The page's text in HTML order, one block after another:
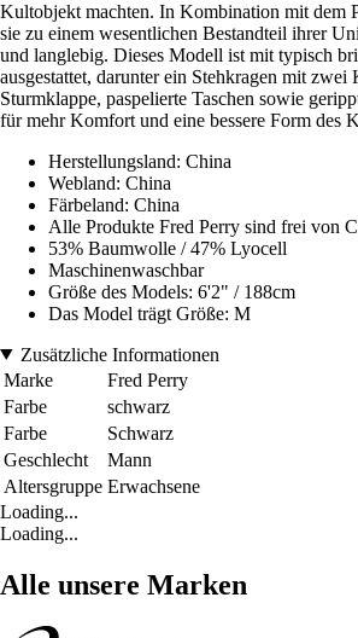
Kultobjekt machten. In Kombination mit dem
sie zu einem wesentlichen Bestandteil ihrer
und langlebig. Dieses Modell ist mit typisch
ausgestattet, darunter ein Stehkragen mit zwei
Sturmklappe, paspelierte Taschen sowie
für mehr Komfort und eine bessere Form des
Herstellungsland: China
Webland: China
Färbeland: China
Alle Produkte Fred Perry sind frei von
53% Baumwolle / 47% Lyocell
Maschinenwaschbar
Größe des Models: 6'2" / 188cm
Das Model trägt Größe: M
Zusätzliche Informationen
Marke
Fred Perry
Farbe
schwarz
Farbe
Schwarz
Geschlecht
Mann
Altersgruppe Erwachsene
Loading...
Loading...
Alle unsere Marken